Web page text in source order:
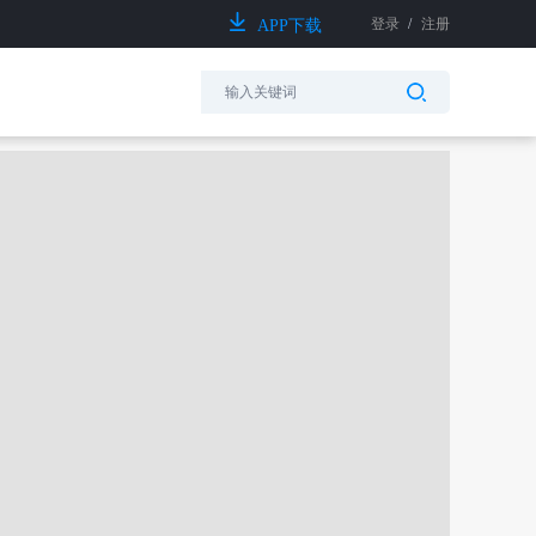
APP下载 登录 / 注册